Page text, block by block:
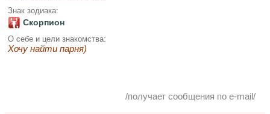
Знак зодиака:
Скорпион
О себе и цели знакомства:
Хочу найти парня)
/получает сообщения по e-mail/